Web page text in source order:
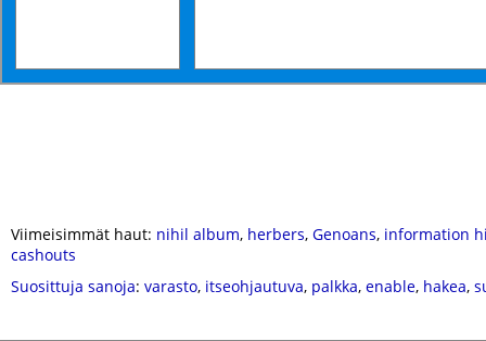
Viimeisimmät haut: nihil album, herbers, Genoans, information
cashouts
Suosittuja sanoja: varasto, itseohjautuva, palkka, enable, hakea,